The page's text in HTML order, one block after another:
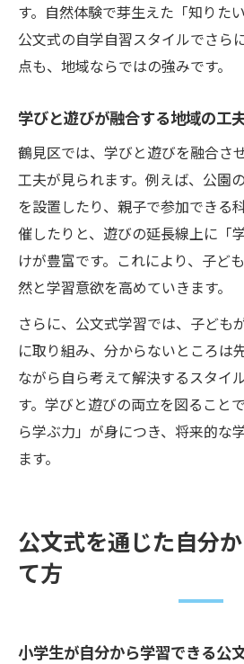
す。自然体験で芽生えた「知りた
公文式の自学自習スタイルでさら
点も、地域ならではの強みです。
学びと遊びが融合する地域の工
鶴見区では、学びと遊びを融合さ
工夫が見られます。例えば、公園
を設置したり、親子で参加できる
催したりと、遊びの延長線上に「
けが豊富です。これにより、子ど
然と学習意欲を高めていきます。
さらに、公文式学習では、子ども
に取り組み、分からないところは
ながら自ら考えて解決するスタイ
す。学びと遊びの両立を図ること
ら学ぶ力」が身につき、将来的な
ます。
公文式を通じた自分
て方
小学生が自分から学習できる公